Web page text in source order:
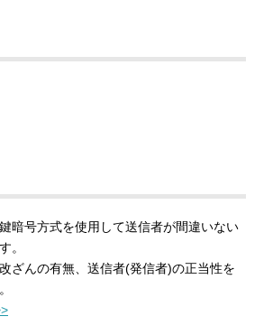
暗号方式を使用して送信者が間違いない
。
ざんの有無、送信者(発信者)の正当性を